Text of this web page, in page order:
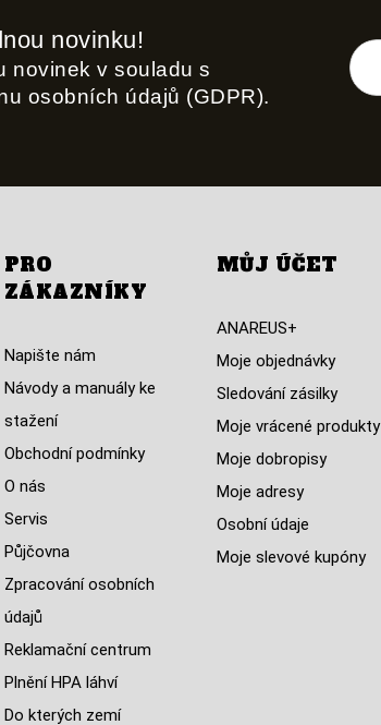
novinku!
novinek v souladu s
osobních údajů (GDPR).
PRO
ZÁKAZNÍKY
Napište nám
Návody a manuály ke
stažení
Obchodní podmínky
O nás
Servis
Půjčovna
Zpracování osobních
údajů
Reklamační centrum
Plnění HPA láhví
Do kterých zemí
MŮJ ÚČET
ANAREUS+
Moje objednávky
Sledování zásilky
Moje vrácené produkty
Moje dobropisy
Moje adresy
Osobní údaje
Moje slevové kupóny